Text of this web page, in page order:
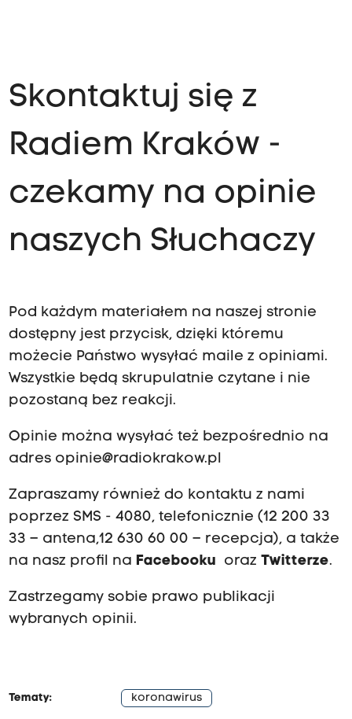
Skontaktuj się z
Radiem Kraków -
czekamy na opinie
naszych Słuchaczy
Pod każdym materiałem na naszej stronie
dostępny jest przycisk, dzięki któremu
możecie Państwo wysyłać maile z opiniami.
Wszystkie będą skrupulatnie czytane i nie
pozostaną bez reakcji.
Opinie można wysyłać też bezpośrednio na
adres opinie@radiokrakow.pl
Zapraszamy również do kontaktu z nami
poprzez SMS - 4080, telefonicznie (12 200 33
33 – antena,12 630 60 00 – recepcja), a także
na nasz profil na Facebooku oraz Twitterze.
Zastrzegamy sobie prawo publikacji
wybranych opinii.
Tematy: koronawirus